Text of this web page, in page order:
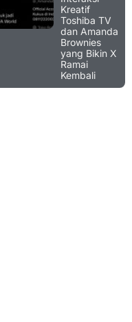
Kreatif
Toshiba TV
dan Amanda
Brownies
yang Bikin X
Ramai
Kembali